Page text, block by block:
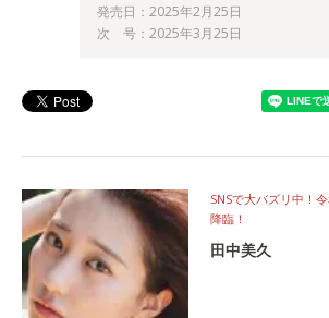
発売日：2025年2月25日
次 号：2025年3月25日
SNSで大バズリ中！
降臨！
田中美久